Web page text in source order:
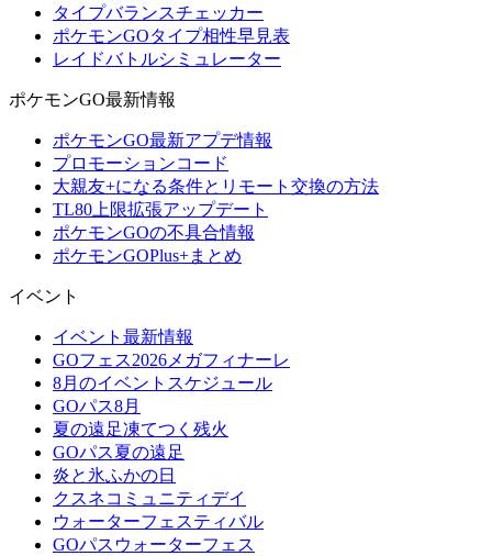
タイプバランスチェッカー
ポケモンGOタイプ相性早見表
レイドバトルシミュレーター
ポケモンGO最新情報
ポケモンGO最新アプデ情報
プロモーションコード
大親友+になる条件とリモート交換の方法
TL80上限拡張アップデート
ポケモンGOの不具合情報
ポケモンGOPlus+まとめ
イベント
イベント最新情報
GOフェス2026メガフィナーレ
8月のイベントスケジュール
GOパス8月
夏の遠足凍てつく残火
GOパス夏の遠足
炎と氷ふかの日
クスネコミュニティデイ
ウォーターフェスティバル
GOパスウォーターフェス